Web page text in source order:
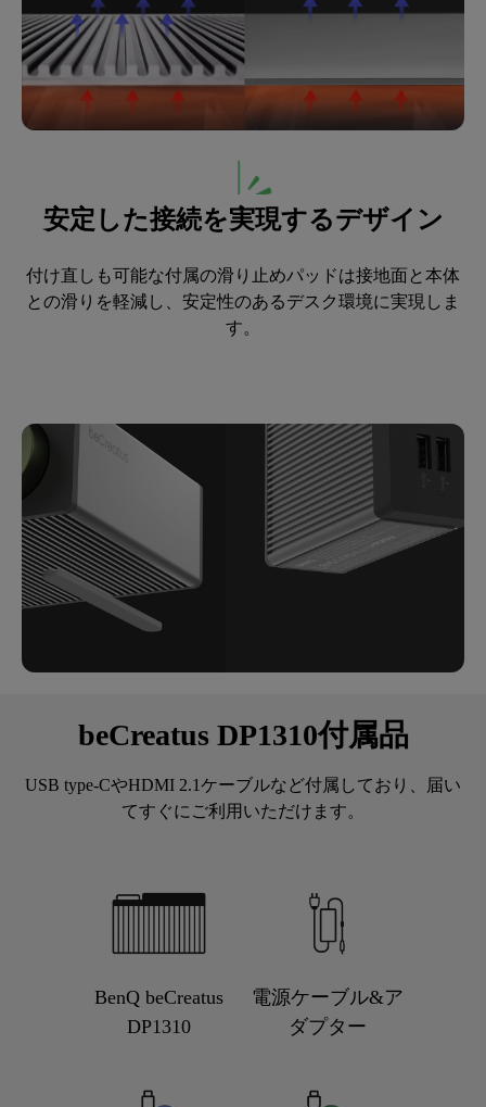
安定した接続を実現するデザイン
付け直しも可能な付属の滑り止めパッドは接地面と本体
との滑りを軽減し、安定性のあるデスク環境に実現しま
す。
beCreatus DP1310付属品
USB type-CやHDMI 2.1ケーブルなど付属しており、届い
てすぐにご利用いただけます。
BenQ beCreatus
DP1310
電源ケーブル&ア
ダプター